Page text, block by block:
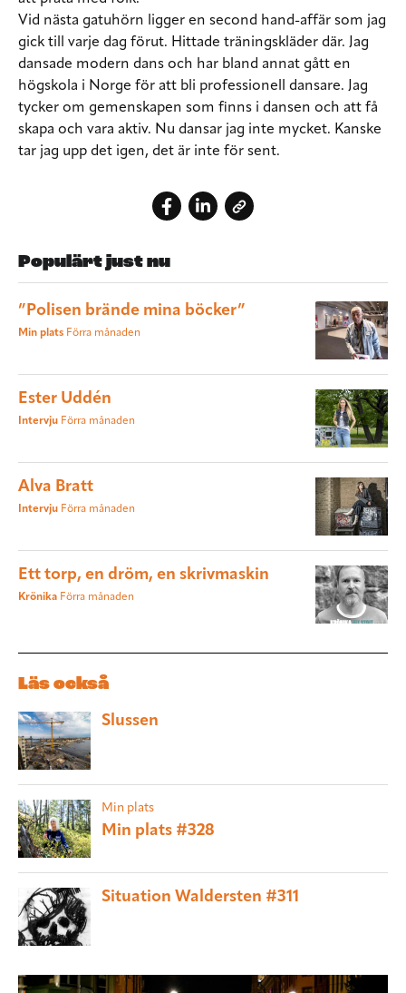
Vid nästa gatuhörn ligger en second hand-affär som jag
gick till varje dag förut. Hittade träningskläder där. Jag
dansade modern dans och har bland annat gått en
högskola i Norge för att bli professionell dansare. Jag
tycker om gemenskapen som finns i dansen och att få
skapa och vara aktiv. Nu dansar jag inte mycket. Kanske
tar jag upp det igen, det är inte för sent.
Populärt just nu
”Polisen brände mina böcker”
Min plats Förra månaden
Ester Uddén
Intervju Förra månaden
Alva Bratt
Intervju Förra månaden
Ett torp, en dröm, en skrivmaskin
Krönika Förra månaden
Läs också
Slussen
Min plats
Min plats #328
Situation Waldersten #311